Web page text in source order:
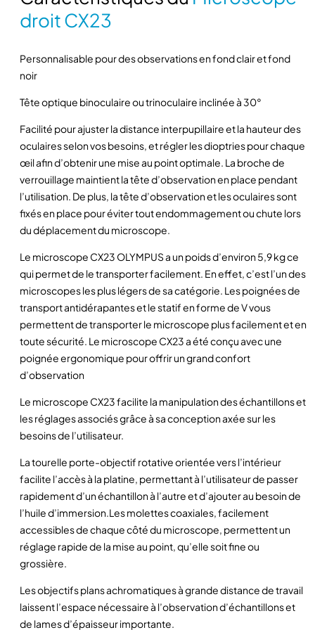
é
e
M
r
o
s
c
o
p
e
r
o
i
t
C
X
2
3
–
E
v
d
e
n
t
-
O
l
y
m
p
droit CX23
Personnalisable pour des observations en fond clair et fond
noir
Tête optique binoculaire ou trinoculaire inclinée à 30°
Facilité pour ajuster la distance interpupillaire et la hauteur des
oculaires selon vos besoins, et régler les dioptries pour chaque
œil afin d’obtenir une mise au point optimale. La broche de
verrouillage maintient la tête d’observation en place pendant
l’utilisation. De plus, la tête d’observation et les oculaires sont
fixés en place pour éviter tout endommagement ou chute lors
du déplacement du microscope.
Le microscope CX23 OLYMPUS a un poids d’environ 5,9 kg ce
qui permet de le transporter facilement. En effet, c’est l’un des
microscopes les plus légers de sa catégorie. Les poignées de
transport antidérapantes et le statif en forme de V vous
permettent de transporter le microscope plus facilement et en
toute sécurité. Le microscope CX23 a été conçu avec une
poignée ergonomique pour offrir un grand confort
d’observation
Le microscope CX23 facilite la manipulation des échantillons et
les réglages associés grâce à sa conception axée sur les
besoins de l’utilisateur.
La tourelle porte-objectif rotative orientée vers l’intérieur
facilite l’accès à la platine, permettant à l’utilisateur de passer
rapidement d’un échantillon à l’autre et d’ajouter au besoin de
l’huile d’immersion.Les molettes coaxiales, facilement
accessibles de chaque côté du microscope, permettent un
réglage rapide de la mise au point, qu’elle soit fine ou
grossière.
Les objectifs plans achromatiques à grande distance de travail
laissent l’espace nécessaire à l’observation d’échantillons et
de lames d’épaisseur importante.